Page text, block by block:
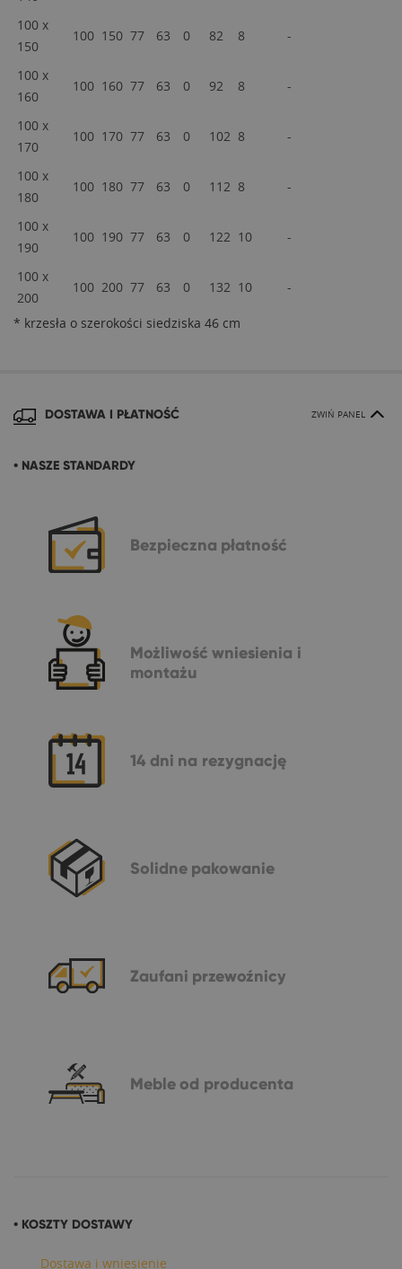
100 x
150
100 150 77 63 0 82 8 -
100 x
160
100 160 77 63 0 92 8 -
100 x
170
100 170 77 63 0 102 8 -
100 x
180
100 180 77 63 0 112 8 -
100 x
190
100 190 77 63 0 122 10 -
100 x
200
100 200 77 63 0 132 10 -
* krzesła o szerokości siedziska 46 cm
DOSTAWA I PŁATNOŚĆ ZWIŃ PANEL
• NASZE STANDARDY
Bezpieczna płatność
Możliwość wniesienia i
montażu
14 dni na rezygnację
Solidne pakowanie
Zaufani przewoźnicy
Meble od producenta
• KOSZTY DOSTAWY
Dostawa i wniesienie